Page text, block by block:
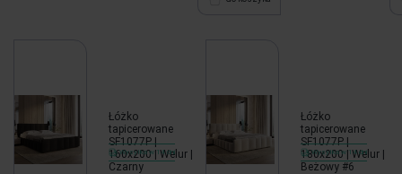
Łóżko
tapicerowane
SF1077P |
160x200 | Welur |
Czarny
Wysyłka w 14 dni
Łóżko
tapicerowane
SF1077P |
180x200 | Welur |
Beżowy #6
Wysyłka w 14 dni